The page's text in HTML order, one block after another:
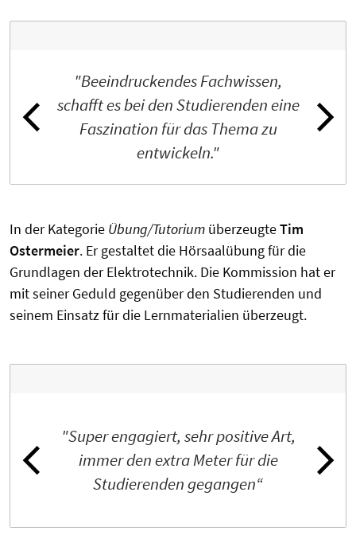
"Beeindruckendes Fachwissen,
schafft es bei den Studierenden eine
Faszination für das Thema zu
entwickeln."
In der Kategorie Übung/Tutorium überzeugteTim
Ostermeier. Er gestaltet die Hörsaalübung für die
Grundlagen der Elektrotechnik. Die Kommission hat er
mit seiner Geduld gegenüber den Studierenden und
seinem Einsatz für die Lernmaterialien überzeugt.
"Super engagiert, sehr positive Art,
immer den extra Meter für die
Studierenden gegangen“